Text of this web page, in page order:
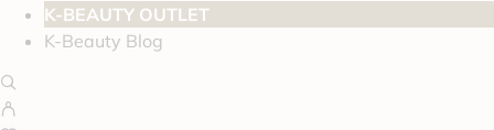
K-BEAUTY OUTLET
K-Beauty Blog